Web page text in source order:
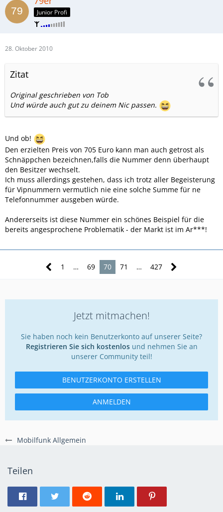
Mobilfunk Allgemein
Junior Profi
28. Oktober 2010
Zitat
Original geschrieben von Tob
Und würde auch gut zu deinem Nic passen.
Und ob!
Den erzielten Preis von 705 Euro kann man auch getrost als
Schnäppchen bezeichnen,falls die Nummer denn überhaupt
den Besitzer wechselt.
Ich muss allerdings gestehen, dass ich trotz aller Begeisterung
für Vipnummern vermutlich nie eine solche Summe für ne
Telefonnummer ausgeben würde.
Andererseits ist diese Nummer ein schönes Beispiel für die
bereits angesprochene Problematik - der Markt ist im Ar***!
1 … 69 70 71 … 427
Jetzt mitmachen!
Sie haben noch kein Benutzerkonto auf unserer Seite?
Registrieren Sie sich kostenlosund nehmen Sie an
unserer Community teil!
BENUTZERKONTO ERSTELLEN
ANMELDEN
Teilen